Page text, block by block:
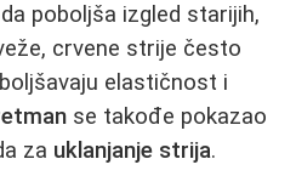
poboljša izgled starijih,
crvene strije često
elastičnost i
se takođe pokazao
za uklanjanje strija.